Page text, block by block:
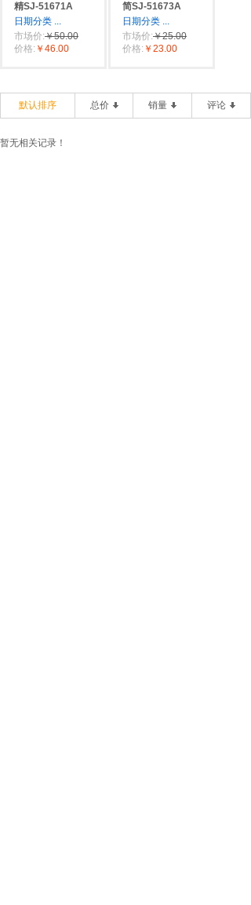
精SJ-51671A
日期分类 ...
市场价:￥50.00
价格: ￥46.00
简SJ-51673A
日期分类 ...
市场价:￥25.00
价格: ￥23.00
默认排序 总价 销量 评论
暂无相关记录！